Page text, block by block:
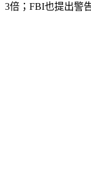
3倍；FBI也提出警